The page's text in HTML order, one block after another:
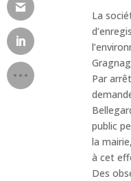
La
Par
public
la
à cet
Des